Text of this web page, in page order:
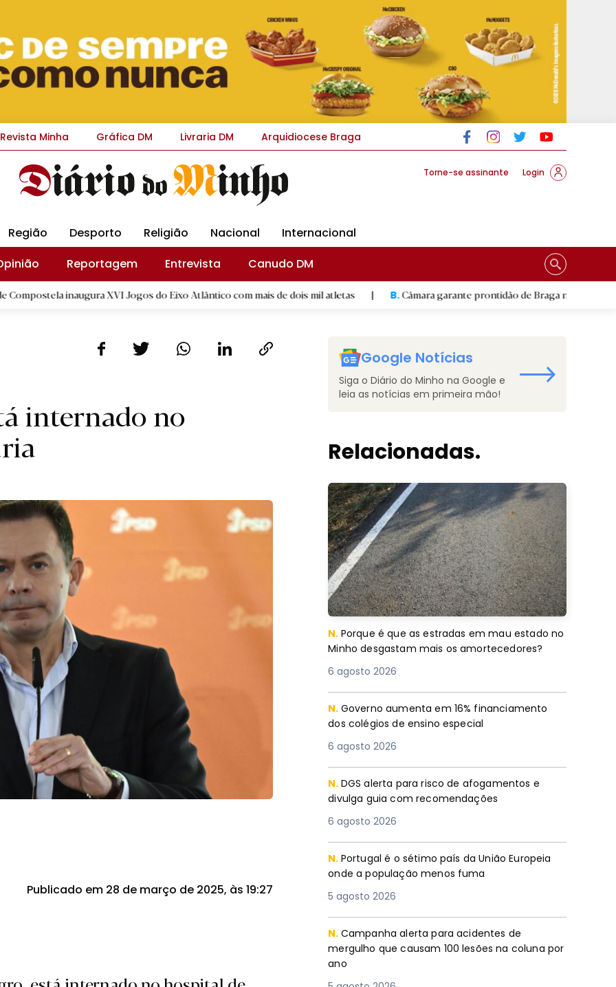
Revista Minha Gráfica DM Livraria DM Arquidiocese Braga
Torne-se assinante Login
Região Desporto Religião Nacional
Internacional
Reportagem Entrevista Canudo DM
inaugura XVI Jogos do Eixo Atlântico com mais de dois mil atletas | B.Câmara garante prontidão de Braga no resgate animal
internado no
Publicado em 28 de março de 2025, às 19:27
Google Notícias
Siga o Diário do Minho na Google e
leia as notícias em primeira mão!
Relacionadas.
N. Porque é que as estradas em mau estado no
Minho desgastam mais os amortecedores?
6 agosto 2026
N. Governo aumenta em 16% financiamento
dos colégios de ensino especial
6 agosto 2026
N. DGS alerta para risco de afogamentos e
divulga guia com recomendações
6 agosto 2026
N. Portugal é o sétimo país da União Europeia
onde a população menos fuma
5 agosto 2026
N. Campanha alerta para acidentes de
mergulho que causam 100 lesões na coluna por
ano